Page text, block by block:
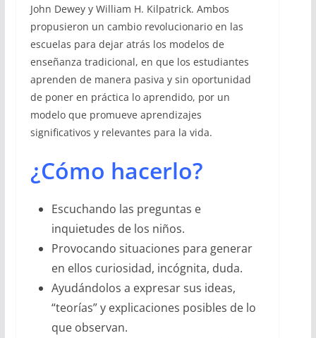
John Dewey y William H. Kilpatrick. Ambos
propusieron un cambio revolucionario en las
escuelas para dejar atrás los modelos de
enseñanza tradicional, en que los estudiantes
aprenden de manera pasiva y sin oportunidad
de poner en práctica lo aprendido, por un
modelo que promueve aprendizajes
significativos y relevantes para la vida.
¿Cómo hacerlo?
Escuchando las preguntas e
inquietudes de los niños.
Provocando situaciones para generar
en ellos curiosidad, incógnita, duda.
Ayudándolos a expresar sus ideas,
“teorías” y explicaciones posibles de lo
que observan.